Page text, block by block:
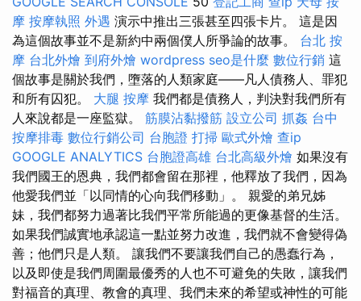
摩 按摩執照 外遇 演示中推出三張甚至四張卡片。 這是因
為這個故事並不是新約中兩個僕人所爭論的故事。 台北 按
摩 台北外燴 到府外燴 wordpress seo是什麼 數位行銷 這
個故事是關於我們，墮落的人類家庭——凡人債務人、罪犯
和所有囚犯。 大腿 按摩 我們都是債務人，判決對我們所有
人來說都是一座監獄。 筋膜沾黏撥筋 設立公司 抓姦 台中
按摩排毒 數位行銷公司 台胞證 打掃 歐式外燴 查ip
GOOGLE ANALYTICS 台胞證高雄 台北高級外燴 如果沒有
我們國王的恩典，我們都會留在那裡，他釋放了我們，因為
他愛我們並「以同情的心向我們移動」。 親愛的弟兄姊
妹，我們都努力過著比我們平常所能過的更像基督的生活。
如果我們誠實地承認這一點並努力改進，我們就不會變得偽
善；他們只是人類。 讓我們不要讓我們自己的愚蠢行為，
以及即使是我們周圍最優秀的人也不可避免的失敗，讓我們
對福音的真理、​​教會的真理、我們未來的希望或神性的可能